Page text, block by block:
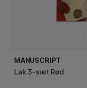
MANUSCRIPT
Lak 3-sæt Rød